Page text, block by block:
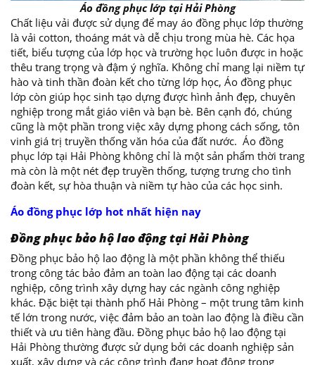
Áo đồng phục lớp tại Hải Phòng
Chất liệu vải được sử dụng để may áo đồng phục lớp thường
là vải cotton, thoáng mát và dễ chịu trong mùa hè. Các họa
tiết, biểu tượng của lớp học và trường học luôn được in hoặc
thêu trang trọng và đậm ý nghĩa. Không chỉ mang lại niềm tự
hào và tinh thần đoàn kết cho từng lớp học, Áo đồng phục
lớp còn giúp học sinh tạo dựng được hình ảnh đẹp, chuyên
nghiệp trong mắt giáo viên và bạn bè. Bên cạnh đó, chúng
cũng là một phần trong việc xây dựng phong cách sống, tôn
vinh giá trị truyền thống văn hóa của đất nước. Áo đồng
phục lớp tại Hải Phòng không chỉ là một sản phẩm thời trang
mà còn là một nét đẹp truyền thống, tượng trưng cho tình
đoàn kết, sự hòa thuận và niềm tự hào của các học sinh.
Áo đồng phục lớp hot nhất hiện nay
Đồng phục bảo hộ lao động tại Hải Phòng
Đồng phục bảo hộ lao động là một phần không thể thiếu
trong công tác bảo đảm an toàn lao động tại các doanh
nghiệp, công trình xây dựng hay các ngành công nghiệp
khác. Đặc biệt tại thành phố Hải Phòng – một trung tâm kinh
tế lớn trong nước, việc đảm bảo an toàn lao động là điều cần
thiết và ưu tiên hàng đầu. Đồng phục bảo hộ lao động tại
Hải Phòng thường được sử dụng bởi các doanh nghiệp sản
xuất, xây dựng và các công trình đang hoạt động trong